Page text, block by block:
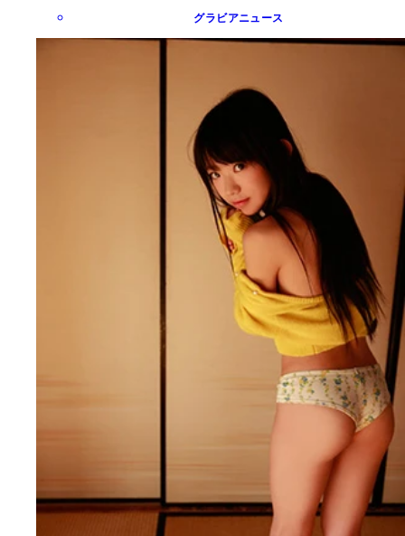
グラビアニュース